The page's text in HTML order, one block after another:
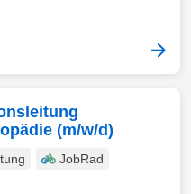
(m/w/d)
JobRad